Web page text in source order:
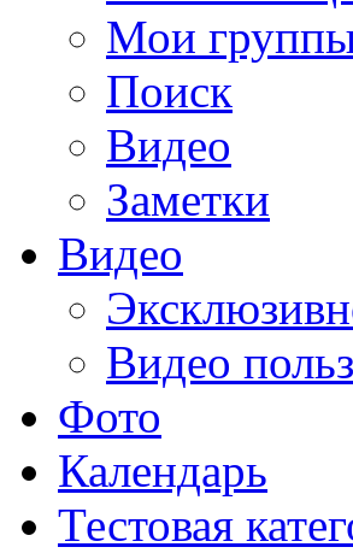
Мои
Поиск
Видео
Заметки
Видео
Видео
Фото
Календарь
Тестовая